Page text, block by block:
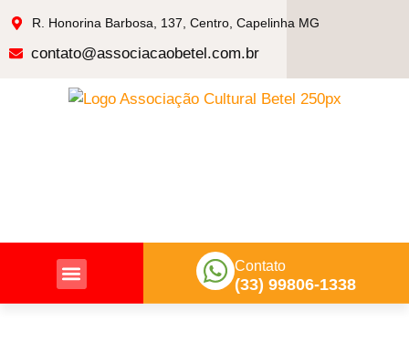
R. Honorina Barbosa, 137, Centro, Capelinha MG
contato@associacaobetel.com.br
Contato
(33) 99806-1338